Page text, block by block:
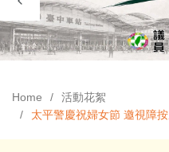
Home
活動花絮
太平警慶祝婦女節 邀視障